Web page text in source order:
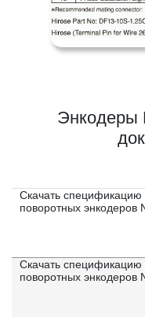
Энкодеры
Скачать спецификацию
поворотных энкодеров
Скачать спецификацию
поворотных энкодеров